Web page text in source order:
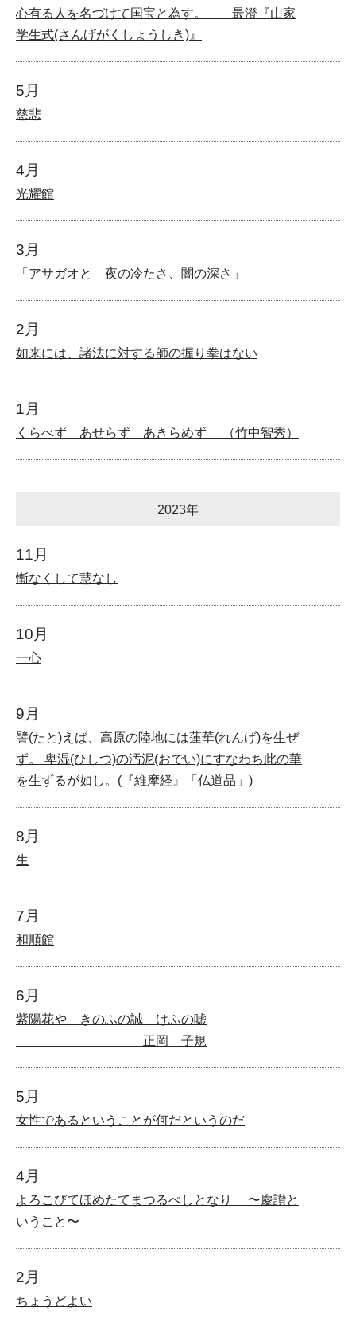
心有る人を名づけて国宝と為す。 最澄『山家
学生式(さんげがくしょうしき)』
5月
慈悲
4月
光耀館
3月
「アサガオと 夜の冷たさ、闇の深さ」
2月
如来には、諸法に対する師の握り拳はない
1月
くらべず あせらず あきらめず （竹中智秀）
2023年
11月
慚なくして慧なし
10月
一心
9月
譬(たと)えば、高原の陸地には蓮華(れんげ)を生ぜ
ず。 卑湿(ひしつ)の汚泥(おでい)にすなわち此の華
を生ずるが如し。(『維摩経』「仏道品」)
8月
生
7月
和順館
6月
紫陽花や きのふの誠 けふの嘘
正岡 子規
5月
女性であるということが何だというのだ
4月
よろこびてほめたてまつるべしとなり 〜慶讃と
いうこと〜
2月
ちょうどよい